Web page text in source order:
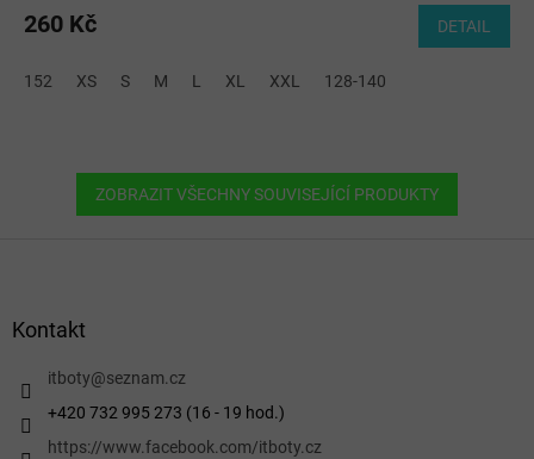
260 Kč DETAIL
152 XS S M L XL XXL 128-140
ZOBRAZIT VŠECHNY SOUVISEJÍCÍ PRODUKTY
Kontakt
itboty@seznam.cz
+420 732 995 273 (16 - 19 hod.)
https://www.facebook.com/itboty.cz